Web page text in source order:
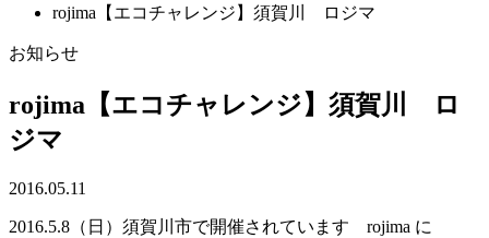
rojima【エコチャレンジ】須賀川 ロジマ
お知らせ
rojima【エコチャレンジ】須賀川 ロ
ジマ
2016.05.11
2016.5.8（日）須賀川市で開催されています rojima に